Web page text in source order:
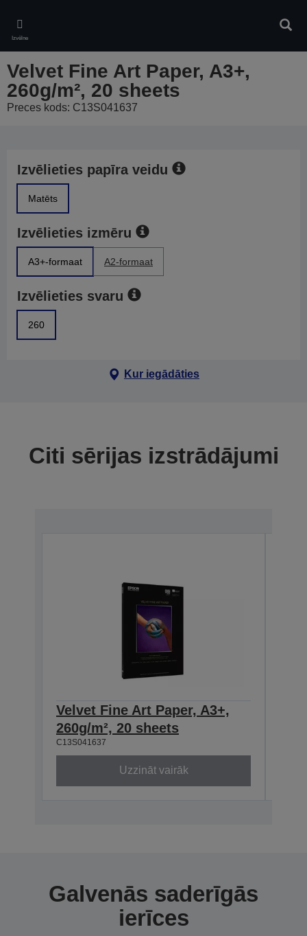
main
content
Izvēlne
Velvet Fine Art Paper, A3+,
260g/m², 20 sheets
Preces kods: C13S041637
Izvēlieties papīra veidu
Matēts
Izvēlieties izmēru
A3+-formaat A2-formaat
Izvēlieties svaru
260
Kur iegādāties
Citi sērijas izstrādājumi
Velvet Fine Art Paper, A3+,
260g/m², 20 sheets
C13S041637
Uzzināt vairāk
Galvenās saderīgās
ierīces